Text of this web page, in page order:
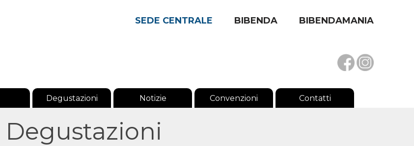
Degustazioni Notizie Convenzioni Contatti
SEDE CENTRALE BIBENDA BIBENDAMANIA
Degustazioni